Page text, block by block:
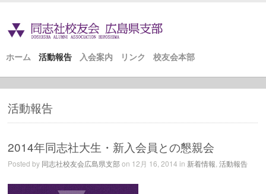
ホーム 活動報告 入会案内 リンク 校友会本部
活動報告
2014年同志社大生・新入会員との懇親会
Posted by 同志社校友会広島県支部on 12月 16, 2014 in 新着情報 ,活動報告